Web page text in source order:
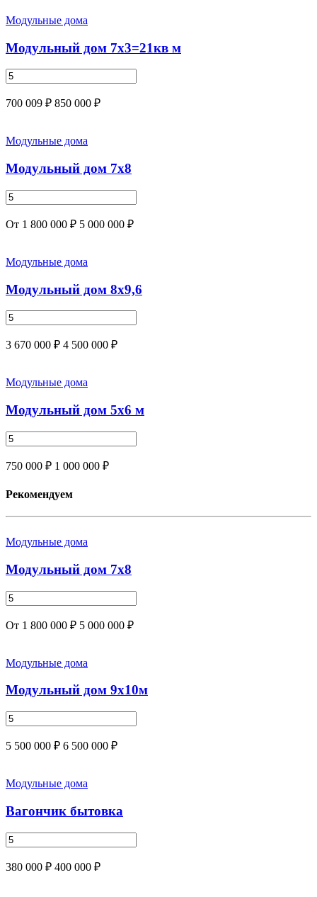
Модульные дома
Модульный дом 7х3=21кв м
700 009 ₽ 850 000 ₽
Модульные дома
Модульный дом 7х8
От 1 800 000 ₽ 5 000 000 ₽
Модульные дома
Модульный дом 8x9,6
3 670 000 ₽ 4 500 000 ₽
Модульные дома
Модульный дом 5х6 м
750 000 ₽ 1 000 000 ₽
Рекомендуем
Модульные дома
Модульный дом 7х8
От 1 800 000 ₽ 5 000 000 ₽
Модульные дома
Модульный дом 9x10м
5 500 000 ₽ 6 500 000 ₽
Модульные дома
Вагончик бытовка
380 000 ₽ 400 000 ₽